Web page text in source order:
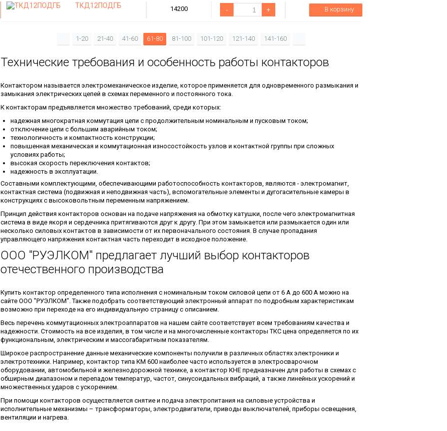
ТКД12ПОДГБ 14200 - + В корзину
1-20 21-40 41-60 61-80 81-100 101-120 121-140 141-160
Технические требования и особенность работы контакторов
Контактором называется электромеханическое изделие, которое применяется для одновременного размыкания и
замыкания электрических цепей в схемах переменного и постоянного тока.
К контакторам предъявляется множество требований, среди которых:
надежная многократная коммутация цепи с продолжительным номинальным и пусковым током;
отключение цепи с большим аварийным током;
технологичность и компактность конструкции;
повышенная механическая и коммутационная износостойкость узлов и контактной группы при сложных
условиях работы;
высокая скорость переключения контактов;
надежность в эксплуатации.
Составными комплектующими, обеспечивающими работоспособность контакторов, являются - электромагнит,
контактная система (подвижная и неподвижная часть), вспомогательные элементы и дугогасительные камеры в
конструкциях с высоковольтным переменным напряжением.
Принцип действия контакторов основан на подаче напряжения на обмотку катушки, после чего электромагнитная
система в виде якоря и сердечника притягиваются друг к другу. При этом замыкается или размыкается один или
несколько силовых контактов в зависимости от их первоначального состояния. В случае пропадания
управляющего напряжения контактная часть переходит в исходное положение.
ООО "РУЭЛКОМ" предлагает лучший выбор контакторов
отечественного производства
Купить контактор определенного типа исполнения с номинальным током силовой цепи от 6 А до 600 А можно на
сайте ООО "РУЭЛКОМ". Также подобрать соответствующий электронный аппарат по подробным характеристикам
возможно при переходе на его индивидуальную страницу с описанием.
Весь перечень коммутационных электроаппаратов на нашем сайте соответствует всем требованиям качества и
надежности. Стоимость на все изделия, в том числе и на многочисленные контакторы ТКС цена определяется по их
функциональным, электрическим и массогабаритным показателям.
Широкое распространение данные механические компоненты получили в различных областях электроники и
электротехники. Например, контактор типа КМ 600 наиболее часто используется в электросварочном
оборудовании, автомобильной и железнодорожной технике, а контактор КНЕ предназначен для работы в схемах с
обширным диапазоном и перепадом температур, частот, синусоидальных вибраций, а также линейных ускорений и
множественных ударов с ускорением.
При помощи контакторов осуществляется снятие и подача электропитания на силовые устройства и
исполнительные механизмы – трансформаторы, электродвигатели, приводы выключателей, приборы освещения,
вентиляции и нагрева.